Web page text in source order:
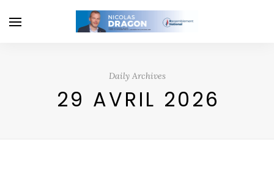
Daily Archives
29 AVRIL 2026